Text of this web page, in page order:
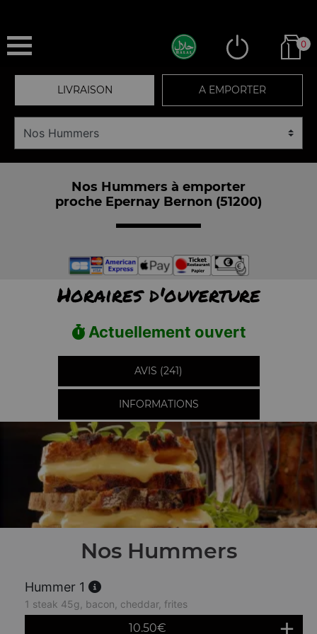
0
LIVRAISON A EMPORTER
Nos Hummers à emporter
proche Epernay Bernon (51200)
Horaires d'ouverture
Actuellement ouvert
AVIS (241)
INFORMATIONS
Nos Hummers
Hummer 1
1 steak 45g, bacon, cheddar, frites
10.50€